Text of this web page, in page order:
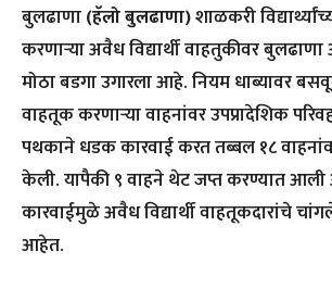
बुलढाणा(हॅलो बुलढाणा)शाळकरी
करणाऱ्या अवैध विद्यार्थी वाहतुकीवर
मोठा बडगा उगारला आहे. नियम धाब्यावर बसवून
वाहतूक करणाऱ्या वाहनांवर उपप्रादेशिक
पथकाने धडक कारवाई करत तब्बल १८
केली. यापैकी ९ वाहने थेट जप्त करण्यात
कारवाईमुळे अवैध विद्यार्थी वाहतूकदारांचे
आहेत.